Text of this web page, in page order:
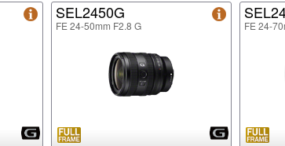
SEL2450G
FE 24-50mm F2.8 G FE 24-